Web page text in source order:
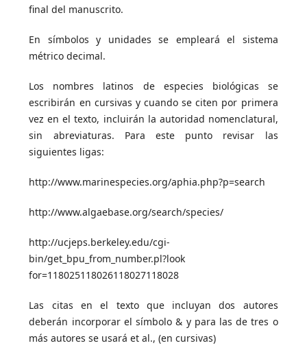
final del manuscrito.
En símbolos y unidades se empleará el sistema
métrico decimal.
Los nombres latinos de especies biológicas se
escribirán en cursivas y cuando se citen por primera
vez en el texto, incluirán la autoridad nomenclatural,
sin abreviaturas. Para este punto revisar las
siguientes ligas:
http://www.marinespecies.org/aphia.php?p=search
http://www.algaebase.org/search/species/
http://ucjeps.berkeley.edu/cgi-
bin/get_bpu_from_number.pl?look
for=118025118026118027118028
Las citas en el texto que incluyan dos autores
deberán incorporar el símbolo & y para las de tres o
más autores se usará et al., (en cursivas)